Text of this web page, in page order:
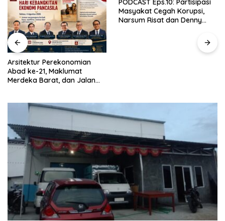
PODCAST Eps.10: Partisipasi
Masyakat Cegah Korupsi,
Narsum Risat dan Denny
Susanto.SH